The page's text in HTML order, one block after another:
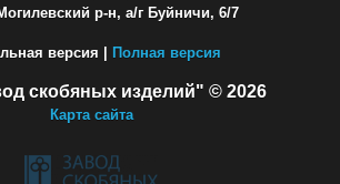
р-н, а/г Буйничи, 6/7
версия | Полная версия
скобяных изделий" © 2026
Карта сайта